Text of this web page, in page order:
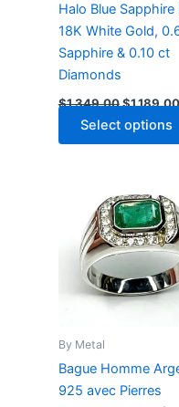
Halo Blue Sapphire
18K White Gold,
Sapphire & 0.10 ct
Diamonds
$1,349.00 Original
was:
$1,189.00
Select options
By Metal
Bague Homme
925 avec Pierres